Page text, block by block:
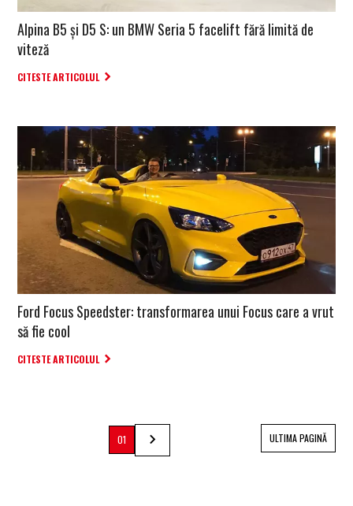
Alpina B5 și D5 S: un BMW Seria 5 facelift fără limită de
viteză
CITESTE ARTICOLUL
Ford Focus Speedster: transformarea unui Focus care a vrut
să fie cool
CITESTE ARTICOLUL
01 ULTIMA PAGINĂ